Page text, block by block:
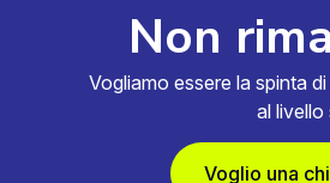
Non
Vogliamo essere la spinta
al
Voglio una